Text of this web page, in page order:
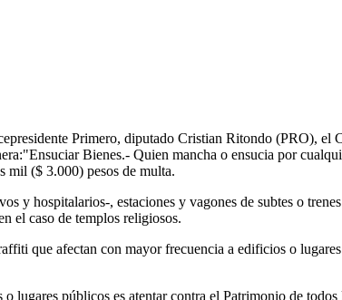
Primero, diputado Cristian Ritondo (PRO), el
Bienes.- Quien mancha o ensucia por
mil ($ 3.000) pesos de multa.
y hospitalarios-, estaciones y vagones de subtes o
el caso de templos religiosos.
que afectan con mayor frecuencia a edificios o
públicos es atentar contra el Patrimonio de